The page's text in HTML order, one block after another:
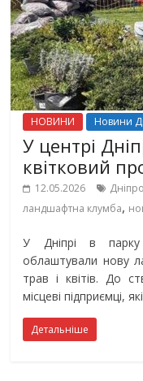
НОВИНИ Новини
У центрі
квітковий
12.05.2026 Дніпро
ландшафтна клумба,
У Дніпрі в
облаштували нову
трав і квітів. До
місцеві підприємці,
Детальніше